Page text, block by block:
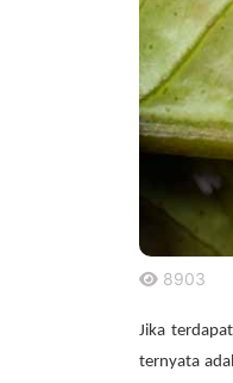
8903
Jika
ternyata